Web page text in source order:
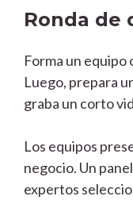
Ronda de
Forma un
Luego, prepara
graba un corto
Los equipos
negocio. Un
expertos